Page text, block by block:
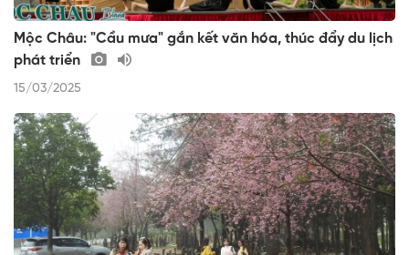
Mộc Châu: "Cầu mưa" gắn kết văn hóa, thúc đẩy du lịch
phát triển
15/03/2025